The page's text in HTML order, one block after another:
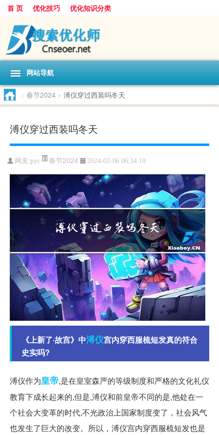
首 页 优化技巧 优化知识分类
网站导航
> 春节2024 > 溥仪穿过西装吗冬天
溥仪穿过西装吗冬天
网友:pyc 春节2024 2024-02-06 06:34:10
《上新了·故宫》中溥仪宫内穿西服梳短发真的符合
史实吗?
溥仪作为皇帝,是在皇室森严的等级制度和严格的文化礼仪
教育下成长起来的,但是,溥仪和前皇帝不同的是,他处在一
个社会大变革的时代,不光政治上国家制度变了，社会风气
也发生了巨大的改变。所以，溥仪宫内穿西服梳短发也是